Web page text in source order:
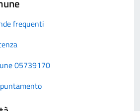
frequenti
05739170